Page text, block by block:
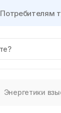
Потребителям
Энергетики